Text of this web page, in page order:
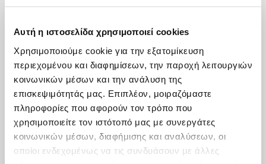
Αυτή η ιστοσελίδα χρησιμοποιεί cookies
Χρησιμοποιούμε cookie για την εξατομίκευση
περιεχομένου και διαφημίσεων, την παροχή λειτουργιών
κοινωνικών μέσων και την ανάλυση της
επισκεψιμότητάς μας. Επιπλέον, μοιραζόμαστε
πληροφορίες που αφορούν τον τρόπο που
χρησιμοποιείτε τον ιστότοπό μας με συνεργάτες
κοινωνικών μέσων, διαφήμισης και αναλύσεων, οι
οποίοι ενδεχομένως να τις συνδυάσουν με άλλες
Email info@orthologismos.gr